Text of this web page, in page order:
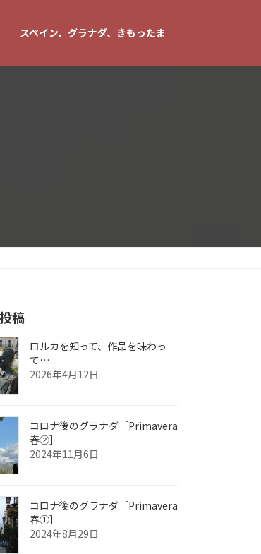
スペイン、グラナダ、きもったま
稿
ロルカを知って、作品を味わっ
て…
2026年4月12日
コロナ後のグラナダ［Primavera
春②］
2024年11月6日
コロナ後のグラナダ［Primavera
春①］
2024年8月29日